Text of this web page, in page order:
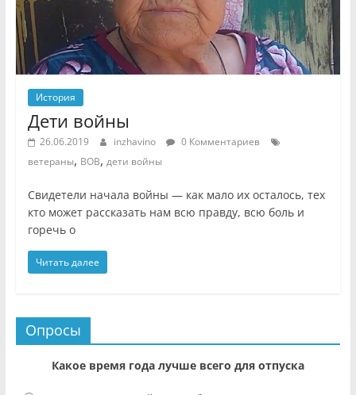
История
Дети войны
26.06.2019 inzhavino
0 Комментариев
ветераны, ВОВ, дети войны
Свидетели начала войны — как мало их осталось, тех
кто может рассказать нам всю правду, всю боль и
горечь о
Читать далее
Опросы
Какое время года лучше всего для отпуска